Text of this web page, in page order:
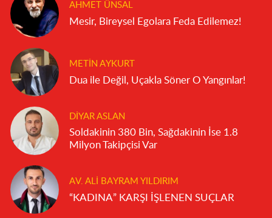
AHMET ÜNSAL
Mesir, Bireysel Egolara Feda Edilemez!
METIN AYKURT
Dua ile Değil, Uçakla Söner O Yangınlar!
DIYAR ASLAN
Soldakinin 380 Bin, Sağdakinin İse 1.8
Milyon Takipçisi Var
AV. ALI BAYRAM YILDIRIM
“KADINA” KARŞI İŞLENEN SUÇLAR